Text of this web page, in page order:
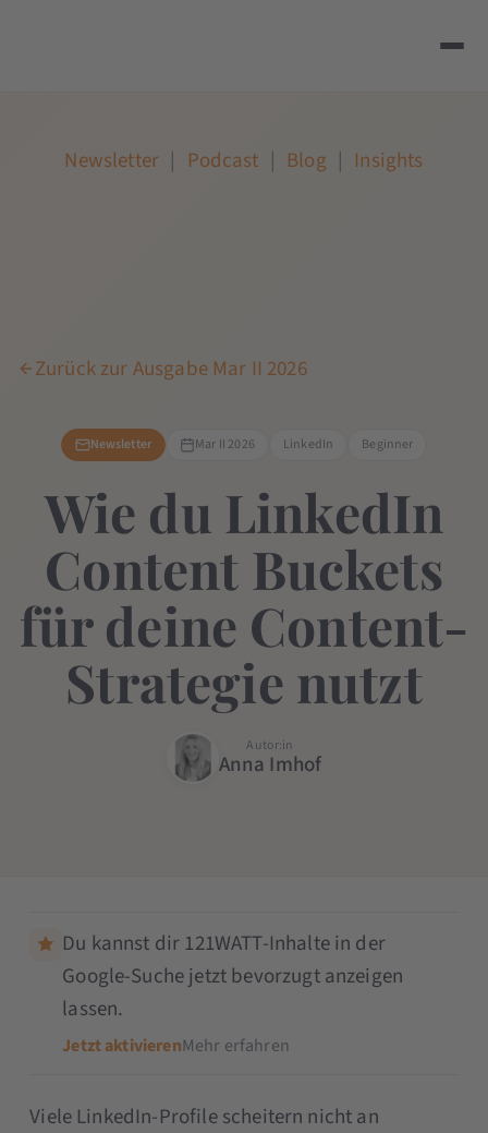
Newsletter | Podcast | Blog | Insights
Zurück zur Ausgabe Mar II 2026
Newsletter Mar II 2026 LinkedIn Beginner
Wie du LinkedIn
Content Buckets
für deine Content-
Strategie nutzt
Autor:in
Anna Imhof
Du kannst dir 121WATT-Inhalte in der
Google-Suche jetzt bevorzugt anzeigen
lassen.
Jetzt aktivierenMehr erfahren
Viele LinkedIn-Profile scheitern nicht an